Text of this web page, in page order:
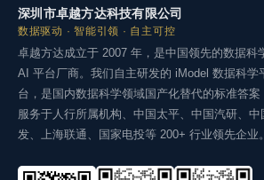
深圳市卓越方达科技有限公司
数据驱动 · 智能引领 · 自主可控
卓越方达成立于 2007 年，是中国领先的数据科
AI 平台厂商。我们自主研发的 iModel 数据科学
台，是国内数据科学领域国产化替代的标准答案
服务于人行所属机构、中国太平、中国汽研、中
发、上海联通、国家电投等 200+ 行业领先企业。